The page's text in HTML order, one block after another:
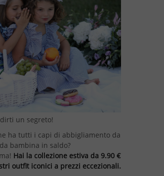
un segreto!
ha tutti i capi di abbigliamento da
bambina in saldo?
Hai la collezione estiva da 9.90 €
outfit iconici a prezzi eccezionali.